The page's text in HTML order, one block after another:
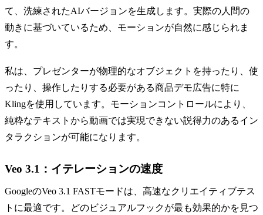
て、洗練されたAIバージョンを生成します。実際の人間の
動きに基づいているため、モーションが自然に感じられま
す。
私は、プレゼンターが物理的なオブジェクトを持ったり、使
ったり、操作したりする必要がある商品デモ広告に特に
Klingを使用しています。モーションコントロールにより、
純粋なテキストから動画では実現できない説得力のあるイン
タラクションが可能になります。
Veo 3.1：イテレーションの速度
GoogleのVeo 3.1 FASTモードは、高速なクリエイティブテス
トに最適です。どのビジュアルフックが最も効果的かを見つ